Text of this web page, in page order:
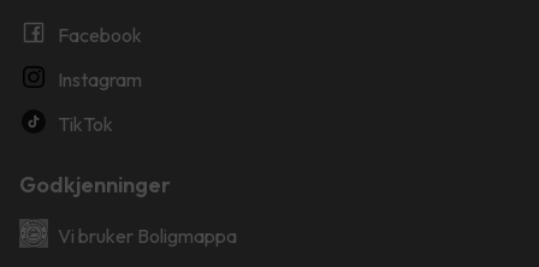
Facebook
Instagram
TikTok
Godkjenninger
Vi bruker Boligmappa